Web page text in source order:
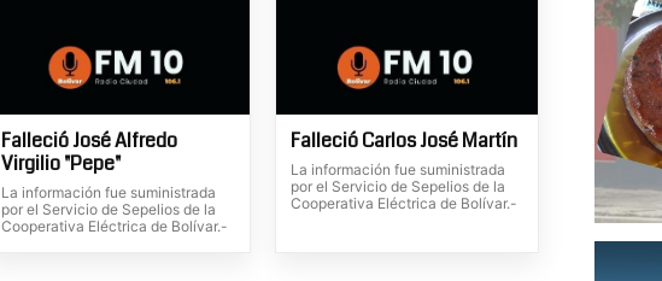
Falleció José Alfredo
Virgilio "Pepe"
La información fue suministrada
por el Servicio de Sepelios de la
Cooperativa Eléctrica de Bolívar.-
Falleció Carlos José Martín
La información fue suministrada
por el Servicio de Sepelios de la
Cooperativa Eléctrica de Bolívar.-